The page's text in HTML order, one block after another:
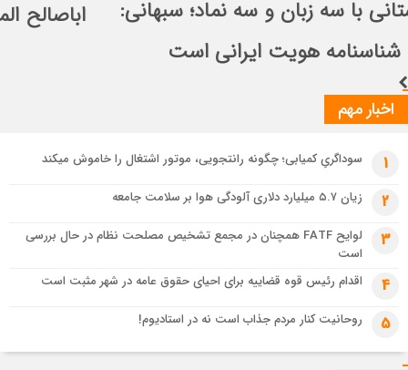
شاعرِ خوزستانی با سه زبان و سه نماد؛ سبهانی: خاک و آب شناسنامه هویت
ایرانی است
اباصالح المهدی (عج)
اخبار مهم
1 سوداگریِ کمیابی؛ چگونه رانتجویی، موتور اشتغال را خاموش میکند
2 زیان ۵.۷ میلیارد دلاری آلودگی هوا بر سلامت جامعه
3
لوایح FATF همچنان در مجمع تشخیص مصلحت نظام در حال بررسی
است
4 اقدام رئیس قوه قضاییه برای احیای حقوق عامه در شهر مثبت است
5 روحانیت کنار مردم جذاب است نه در استادیوم!